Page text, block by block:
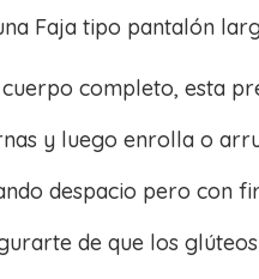
Faja tipo pantalón
completo, esta
y luego enrolla o
despacio pero con
de que los